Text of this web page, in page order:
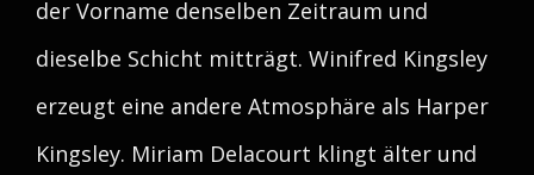
der Vorname denselben Zeitraum und
dieselbe Schicht mitträgt. Winifred Kingsley
erzeugt eine andere Atmosphäre als Harper
Kingsley. Miriam Delacourt klingt älter und